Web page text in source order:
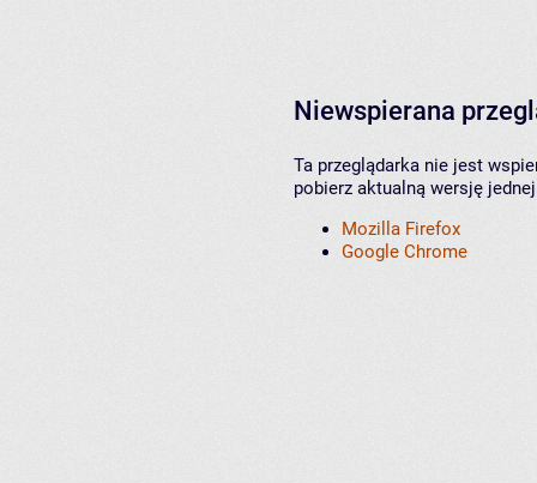
Niewspierana
Ta przeglądarka nie jest
pobierz aktualną wersję
Mozilla Firefox
Google Chrome